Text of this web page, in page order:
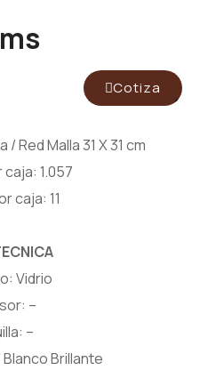
Cotiza
Red Malla 31 X 31 cm
1.057
caja: 11
Vidrio
–
–
Brillante